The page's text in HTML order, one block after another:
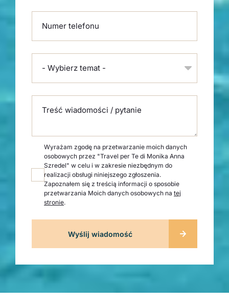
Numer telefonu
- Wybierz temat -
Treść wiadomości / pytanie
Wyrażam zgodę na przetwarzanie moich danych
osobowych przez "Travel per Te di Monika Anna
Szredel" w celu i w zakresie niezbędnym do
realizacji obsługi niniejszego zgłoszenia.
Zapoznałem się z treścią informacji o sposobie
przetwarzania Moich danych osobowych na tej
stronie.